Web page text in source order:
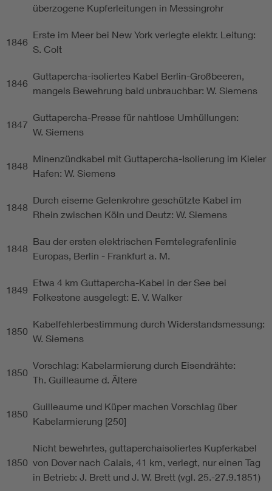
überzogene Kupferleitungen in Messingrohr
1846
Erste im Meer bei New York verlegte elektr. Leitung:
S. Colt
1846
Guttapercha-isoliertes Kabel Berlin-Großbeeren,
mangels Bewehrung bald unbrauchbar: W. Siemens
1847
Guttapercha-Presse für nahtlose Umhüllungen:
W. Siemens
1848
Minenzündkabel mit Guttapercha-Isolierung im Kieler
Hafen: W. Siemens
1848
Durch eiserne Gelenkrohre geschützte Kabel im
Rhein zwischen Köln und Deutz: W. Siemens
1848
Bau der ersten elektrischen Ferntelegrafenlinie
Europas, Berlin - Frankfurt a. M.
1849
Etwa 4 km Guttapercha-Kabel in der See bei
Folkestone ausgelegt: E. V. Walker
1850
Kabelfehlerbestimmung durch Widerstandsmessung:
W. Siemens
1850
Vorschlag: Kabelarmierung durch Eisendrähte:
Th. Guilleaume d. Ältere
1850
Guilleaume und Küper machen Vorschlag über
Kabelarmierung [250]
1850
Nicht bewehrtes, guttaperchaisoliertes Kupferkabel
von Dover nach Calais, 41 km, verlegt, nur einen Tag
in Betrieb: J. Brett und J. W. Brett (vgl. 25.-27.9.1851)